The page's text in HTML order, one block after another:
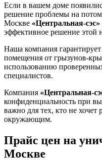
Если в вашем доме
решение проблемы на
Москве «Центральная-сэс»
эффективное решение этой
Наша компания гарантирует
помещения от грызунов-
использованию
специалистов.
Компания «Центральная-
конфиденциальность при
важно для тех, кто не
окружающим.
Прайс цен на
Москве